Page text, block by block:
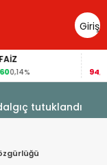
Giriş
Yap
94,61-
tutuklandı